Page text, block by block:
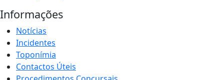
Informações
Notícias
Incidentes
Toponímia
Contactos Úteis